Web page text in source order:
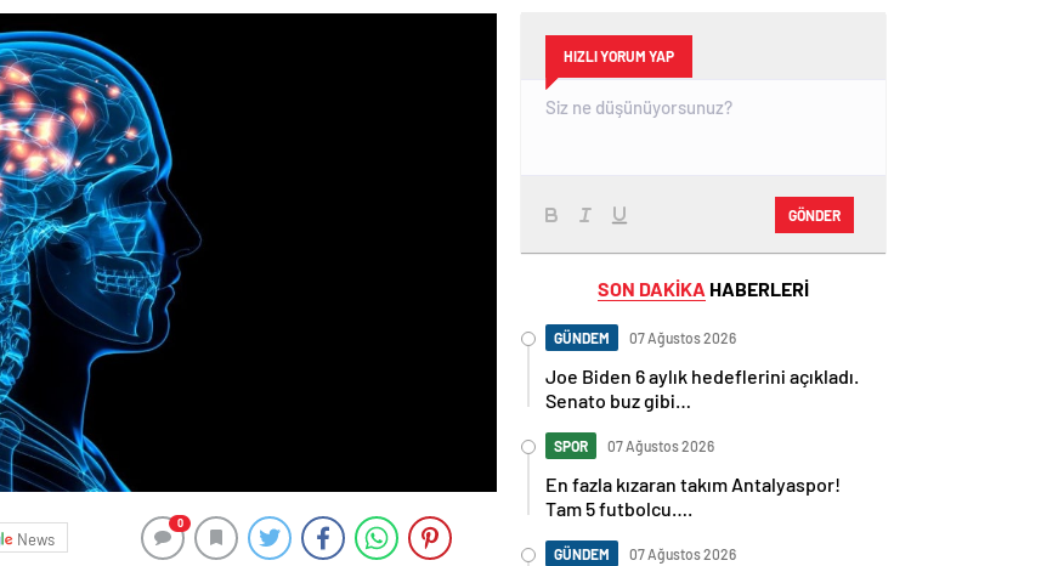
News
0
HIZLI YORUM YAP
GÖNDER
SON DAKİKA HABERLERİ
GÜNDEM 07 Ağustos 2026
Joe Biden 6 aylık hedeflerini açıkladı.
Senato buz gibi…
SPOR 07 Ağustos 2026
En fazla kızaran takım Antalyaspor!
Tam 5 futbolcu….
GÜNDEM 07 Ağustos 2026